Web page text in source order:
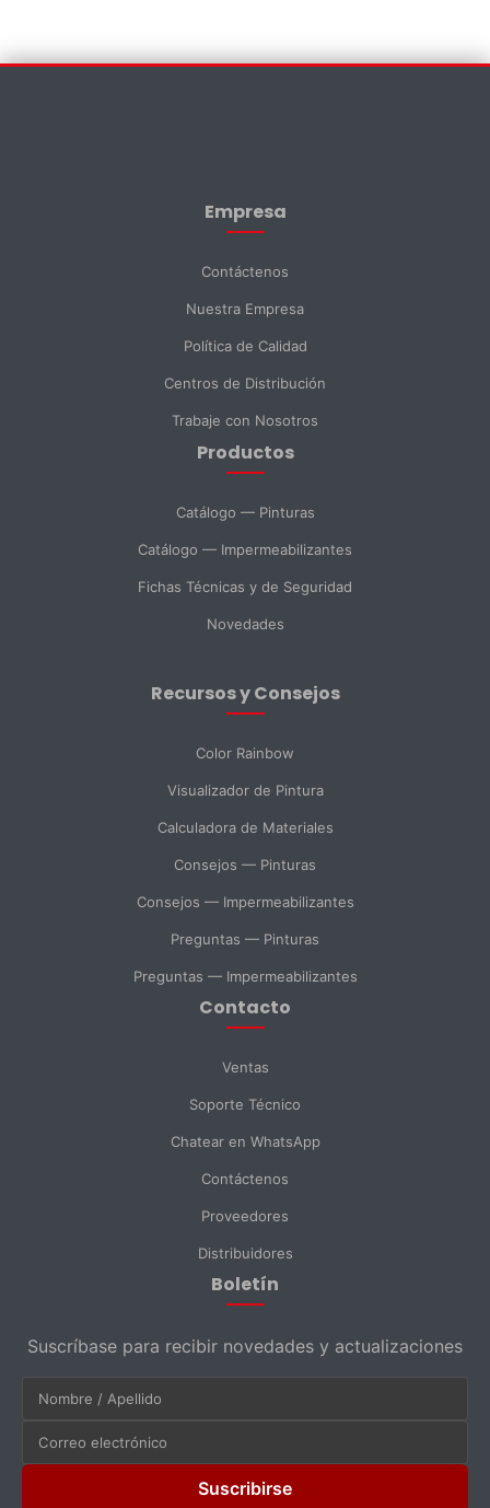
SELECCIONAR DEPARTAMENTO
Soporte Técnico Compras
Consulta General
Enviar Mensaje
Empresa
Contáctenos
Nuestra Empresa
Política de Calidad
Centros de Distribución
Trabaje con Nosotros
Productos
Catálogo — Pinturas
Catálogo — Impermeabilizantes
Fichas Técnicas y de Seguridad
Novedades
Recursos y Consejos
Color Rainbow
Visualizador de Pintura
Calculadora de Materiales
Consejos — Pinturas
Consejos — Impermeabilizantes
Preguntas — Pinturas
Preguntas — Impermeabilizantes
Contacto
Ventas
Soporte Técnico
Chatear en WhatsApp
Contáctenos
Proveedores
Distribuidores
Boletín
Suscríbase para recibir novedades y actualizaciones
Suscribirse